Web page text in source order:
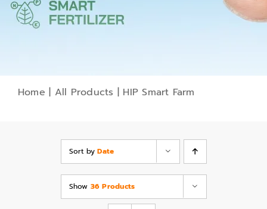
Home | All Products | HIP Smart Farm
Sort byDate
Show 36 Products